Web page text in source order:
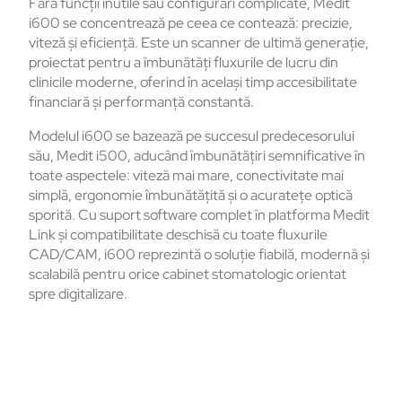
i600 se concentrează pe ceea ce contează: precizie,
viteză și eficiență. Este un scanner de ultimă generație,
proiectat pentru a îmbunătăți fluxurile de lucru din
clinicile moderne, oferind în același timp accesibilitate
financiară și performanță constantă.
Modelul i600 se bazează pe succesul predecesorului
său, Medit i500, aducând îmbunătățiri semnificative în
toate aspectele: viteză mai mare, conectivitate mai
simplă, ergonomie îmbunătățită și o acuratețe optică
sporită. Cu suport software complet în platforma Medit
Link și compatibilitate deschisă cu toate fluxurile
CAD/CAM, i600 reprezintă o soluție fiabilă, modernă și
scalabilă pentru orice cabinet stomatologic orientat
spre digitalizare.